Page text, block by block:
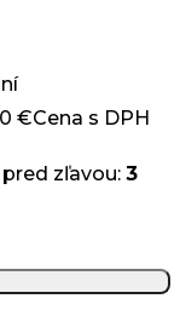
€Cena s DPH
zľavou: 3